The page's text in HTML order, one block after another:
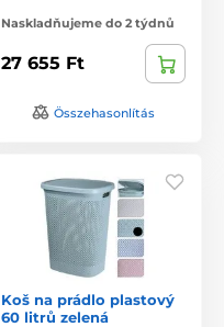
Naskladňujeme do 2 týdnů
27 655 Ft
Összehasonlítás
Koš na prádlo plastový
60 litrů zelená